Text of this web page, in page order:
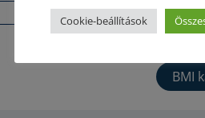
BMI
Cookie-beállítások